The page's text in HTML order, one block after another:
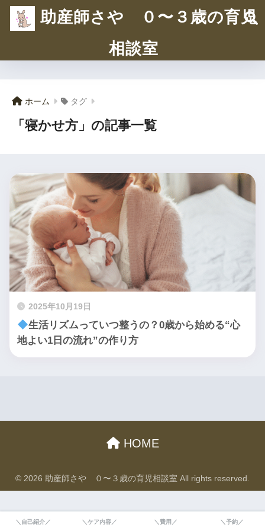
助産師さや ０〜３歳の育児
相談室
ホーム タグ
「寝かせ方」の記事一覧
2025年10月19日
生活リズムっていつ整うの？0歳から始める“心
地よい1日の流れ”の作り方
HOME
© 2026 助産師さや ０〜３歳の育児相談室 All rights reserved.
＼自己紹介／ ＼ケア内容／ ＼費用／ ＼予約／